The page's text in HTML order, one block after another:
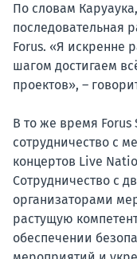
По словам
последовательная
Forus. «Я искренне
шагом достигаем
проектов», –
В то же время
сотрудничество с
концертов Live
Сотрудничество с
организаторами
растущую
обеспечении